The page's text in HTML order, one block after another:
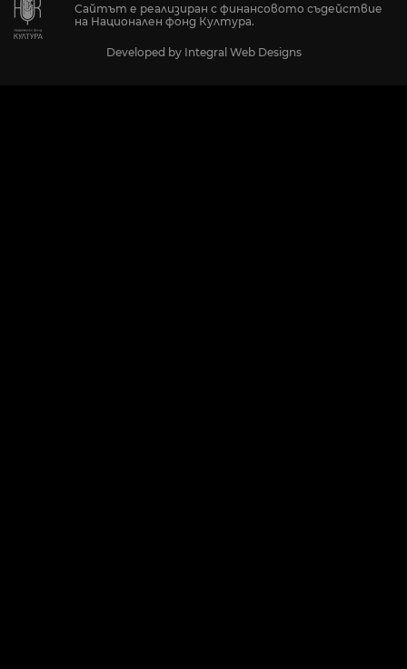
Сайтът е реализиран с финансовото съдействие
на Национален фонд Култура.
Developed by Integral Web Designs